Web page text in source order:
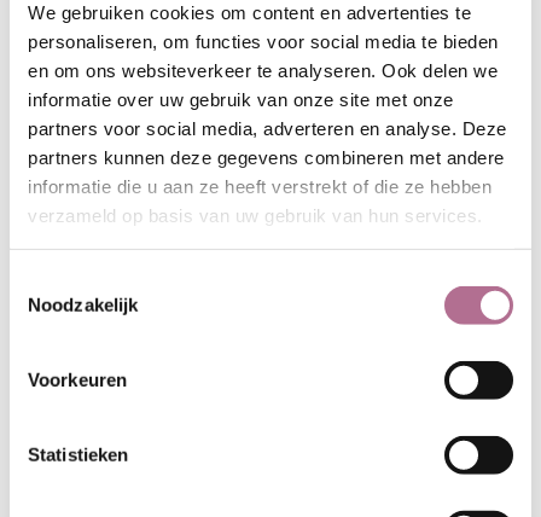
We gebruiken cookies om content en advertenties te
personaliseren, om functies voor social media te bieden
en om ons websiteverkeer te analyseren. Ook delen we
informatie over uw gebruik van onze site met onze
partners voor social media, adverteren en analyse. Deze
partners kunnen deze gegevens combineren met andere
informatie die u aan ze heeft verstrekt of die ze hebben
verzameld op basis van uw gebruik van hun services.
Noodzakelijk
Voorkeuren
Statistieken
Kijk hier voor maatinformatieof klik
op het tabblad 'Meer' voor info over
de verzorging van hennep kleding.
Alle damesbroeken bekijken
vroeger als het materiaal van de
had hennep nog een aardig aandeel
toename van katoen, de